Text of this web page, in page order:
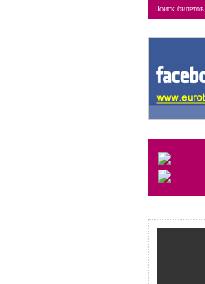
Поиск билетов